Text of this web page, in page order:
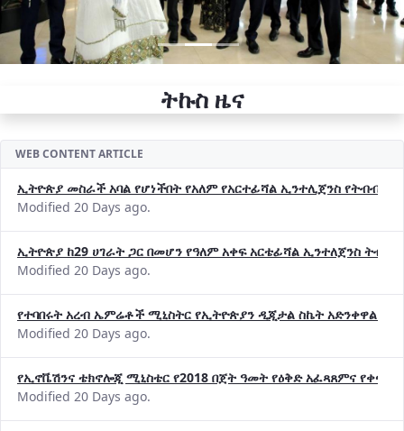
ትኩስ ዜና
WEB CONTENT ARTICLE
ኢትዮጵያ መስራች አባል የሆነችበት የአለም የአርተፊሻል ኢንተሊጀንስ የትብብር
Modified 20 Days ago.
ኢትዮጵያ ከ29 ሀገራት ጋር በመሆን የዓለም አቀፍ አርቴፊሻል ኢንተለጀንስ
Modified 20 Days ago.
የተባበሩት አረብ ኤምሬቶች ሚኒስትር የኢትዮጵያን ዲጂታል ስኬት አድንቀዋል
Modified 20 Days ago.
የኢኖቬሽንና ቴክኖሎጂ ሚኒስቴር የ2018 በጀት ዓመት የዕቅድ አፈጻጸምና
Modified 20 Days ago.